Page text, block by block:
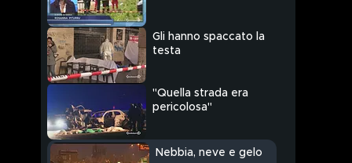
Gli hanno spaccato la
testa
"Quella strada era
pericolosa"
Nebbia, neve e gelo